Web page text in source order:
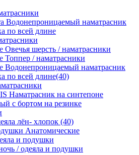
Водонепроницаемый наматрасник
по всей длине
Овечья шерсть / наматрасники
Топпер / наматрасники
Водонепроницаемый наматрасник
по всей длине(40)
Наматрасник на синтепоне
с бортом на резинке
лён- хлопок (40)
Анатомические
и подушки
/ одеяла и подушки